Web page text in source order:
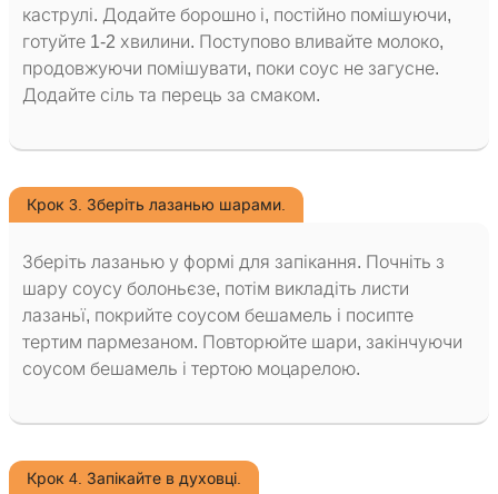
каструлі. Додайте борошно і, постійно помішуючи,
готуйте 1-2 хвилини. Поступово вливайте молоко,
продовжуючи помішувати, поки соус не загусне.
Додайте сіль та перець за смаком.
Крок 3. Зберіть лазанью шарами.
Зберіть лазанью у формі для запікання. Почніть з
шару соусу болоньєзе, потім викладіть листи
лазаньї, покрийте соусом бешамель і посипте
тертим пармезаном. Повторюйте шари, закінчуючи
соусом бешамель і тертою моцарелою.
Крок 4. Запікайте в духовці.